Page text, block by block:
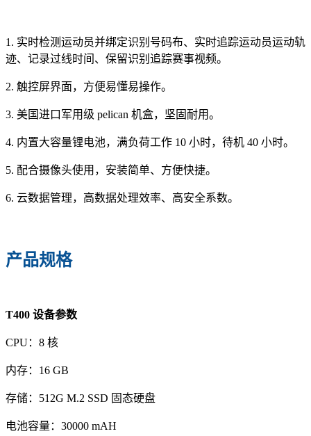
1. 实时检测运动员并绑定识别号码布、实时追踪运动员运动轨
迹、记录过线时间、保留识别追踪赛事视频。
2. 触控屏界面，方便易懂易操作。
3. 美国进口军用级 pelican 机盒，坚固耐用。
4. 内置大容量锂电池，满负荷工作 10 小时，待机 40 小时。
5. 配合摄像头使用，安装简单、方便快捷。
6. 云数据管理，高数据处理效率、高安全系数。
产品规格
T400 设备参数
CPU：8 核
内存：16 GB
存储：512G M.2 SSD 固态硬盘
电池容量：30000 mAH